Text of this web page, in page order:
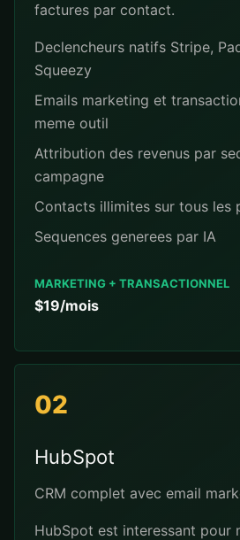
factures par contact.
Declencheurs natifs Stripe,
Squeezy
Emails marketing et
meme outil
Attribution des revenus par
campagne
Contacts illimites sur tous les
Sequences generees par IA
MARKETING + TRANSACTIONNEL
$19/mois
02
HubSpot
CRM complet avec email
HubSpot est interessant pour